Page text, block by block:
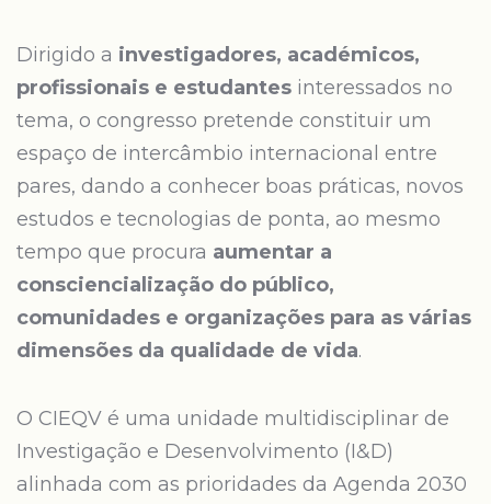
Dirigido a investigadores, académicos,
profissionais e estudantes interessados no
tema, o congresso pretende constituir um
espaço de intercâmbio internacional entre
pares, dando a conhecer boas práticas, novos
estudos e tecnologias de ponta, ao mesmo
tempo que procura aumentar a
consciencialização do público,
comunidades e organizações para as várias
dimensões da qualidade de vida.
O CIEQV é uma unidade multidisciplinar de
Investigação e Desenvolvimento (I&D)
alinhada com as prioridades da Agenda 2030